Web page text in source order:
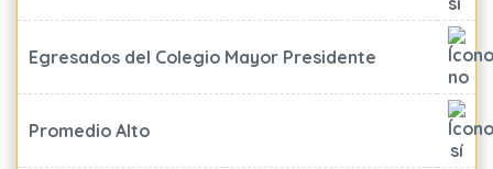
Egresados del Colegio Mayor Presidente
Promedio Alto